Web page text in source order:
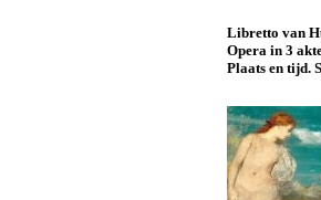
Libretto van
Opera in 3
Plaats en tijd.